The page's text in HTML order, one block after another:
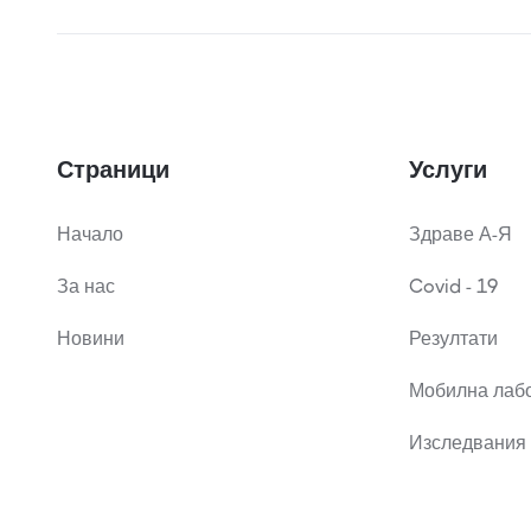
Страници
Начало
За нас
Новини
Услуги
Здраве А-Я
Covid - 19
Резултати
Мобилна
Изследвания